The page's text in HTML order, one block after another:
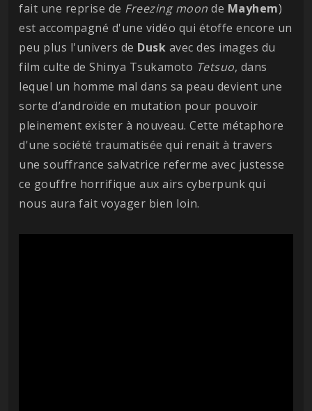
fait une reprise de Freezing moon de Mayhem)
est accompagné d'une vidéo qui étoffe encore un
peu plus l'univers de Dusk avec des images du
film culte de Shinya Tsukamoto Tetsuo, dans
lequel un homme mal dans sa peau devient une
sorte d’androïde en mutation pour pouvoir
pleinement exister à nouveau. Cette métaphore
d'une société traumatisée qui renait à travers
une souffrance salvatrice referme avec justesse
ce gouffre horrifique aux airs cyberpunk qui
nous aura fait voyager bien loin.